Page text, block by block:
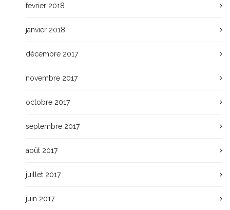
février 2018
janvier 2018
décembre 2017
novembre 2017
octobre 2017
septembre 2017
août 2017
juillet 2017
juin 2017